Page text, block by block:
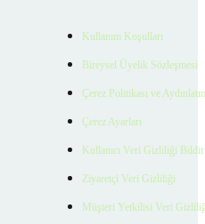
Kullanım Koşulları
Bireysel Üyelik Sözleşmesi
Çerez Politikası ve
Çerez Ayarları
Kullanıcı Veri Gizliliği
Ziyaretçi Veri Gizliliği
Müşteri Yetkilisi Veri